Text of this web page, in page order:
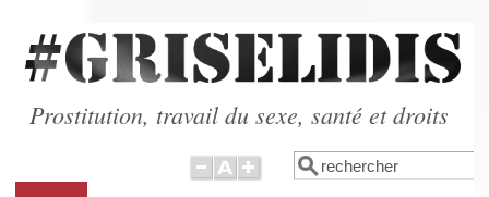
Prostitution, travail du sexe, santé et droits
Formulaire de
Rechercher